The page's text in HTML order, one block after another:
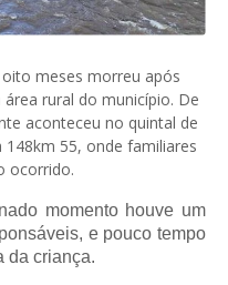
meses morreu após
rural do município. De
aconteceu no quintal de
148km 55, onde familiares
ocorrido.
momento houve um
e pouco tempo
da criança.